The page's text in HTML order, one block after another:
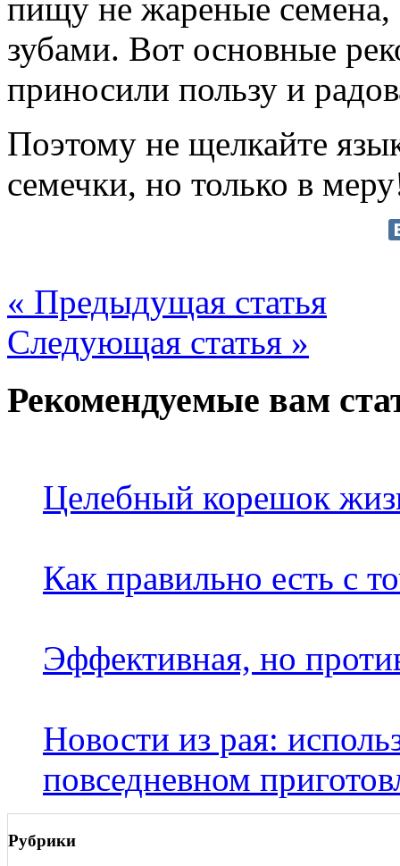
пищу не жареные
зубами. Вот основные
приносили пользу и
Поэтому не щелкайте
семечки, но только в
« Предыдущая статья
Следующая статья »
Рекомендуемые вам
Целебный корешок
Как правильно есть с
Эффективная, но
Новости из рая:
повседневном
Рубрики